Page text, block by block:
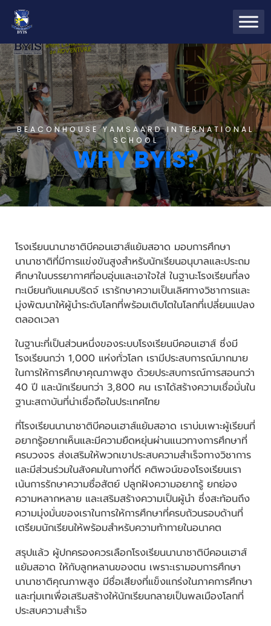
BEACONHOUSE YAMSAARD INTERNATIONAL
SCHOOL
WHY BYIS?
โรงเรียนนานาชาติบีคอนเฮาส์แย้มสอาด มอบการศึกษา
นานาชาติที่มีการแข่งขันสูงสำหรับนักเรียนอนุบาลและประถม
ศึกษาในบรรยากาศที่อบอุ่นและเอาใจใส่ ในฐานะโรงเรียนที่ลง
ทะเบียนกับแคมบริดจ์ เรารักษาความเป็นเลิศทางวิชาการและ
มุ่งพัฒนาให้ผู้นำระดับโลกที่พร้อมเติบโตในโลกที่เปลี่ยนแปลง
ตลอดเวลา
ในฐานะที่เป็นส่วนหนึ่งของระบบโรงเรียนบีคอนเฮาส์ ซึ่งมี
โรงเรียนกว่า 1,000 แห่งทั่วโลก เรามีประสบการณ์มากมาย
ในการให้การศึกษาคุณภาพสูง ด้วยประสบการณ์การสอนกว่า
40 ปี และนักเรียนกว่า 3,800 คน เราได้สร้างความเชื่อมั่นใน
ฐานะสถาบันที่น่าเชื่อถือในประเทศไทย
ที่โรงเรียนนานาชาติบีคอนเฮาส์แย้มสอาด เราบ่มเพาะผู้เรียนที่
อยากรู้อยากเห็นและมีความยืดหยุ่นผ่านแนวทางการศึกษาที่
ครบวงจร ส่งเสริมให้พวกเขาประสบความสำเร็จทางวิชาการ
และมีส่วนร่วมในสังคมในทางที่ดี คติพจน์ของโรงเรียนเรา
เน้นการรักษาความซื่อสัตย์ ปลูกฝังความอยากรู้ ยกย่อง
ความหลากหลาย และเสริมสร้างความเป็นผู้นำ ซึ่งสะท้อนถึง
ความมุ่งมั่นของเราในการให้การศึกษาที่ครบถ้วนรอบด้านที่
เตรียมนักเรียนให้พร้อมสำหรับความท้าทายในอนาคต
สรุปแล้ว ผู้ปกครองควรเลือกโรงเรียนนานาชาติบีคอนเฮาส์
แย้มสอาด ให้กับลูกหลานของตน เพราะเรามอบการศึกษา
นานาชาติคุณภาพสูง มีชื่อเสียงที่แข็งแกร่งในภาคการศึกษา
และทุ่มเทเพื่อเสริมสร้างให้นักเรียนกลายเป็นพลเมืองโลกที่
ประสบความสำเร็จ